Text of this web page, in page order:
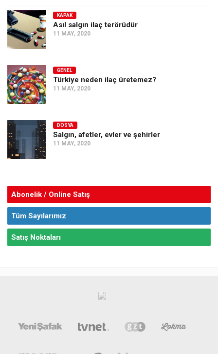
KAPAK
Asıl salgın ilaç terörüdür
11 MAY, 2020
GENEL
Türkiye neden ilaç üretemez?
11 MAY, 2020
DOSYA
Salgın, afetler, evler ve şehirler
11 MAY, 2020
Abonelik / Online Satış
Tüm Sayılarımız
Satış Noktaları